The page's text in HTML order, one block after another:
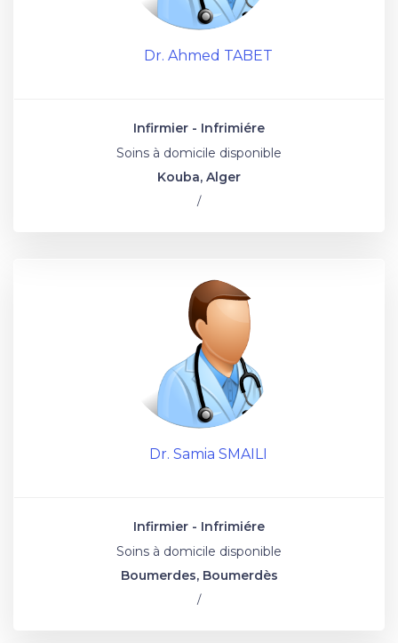
Dr. Ahmed TABET
Infirmier - Infrimiére
Soins à domicile disponible
Kouba, Alger
/
Dr. Samia SMAILI
Infirmier - Infrimiére
Soins à domicile disponible
Boumerdes, Boumerdès
/